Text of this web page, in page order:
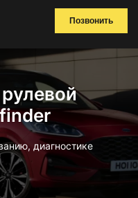
Позвонить
диагностике